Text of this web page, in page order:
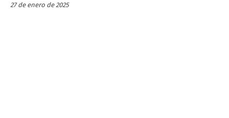
27 de enero de 2025